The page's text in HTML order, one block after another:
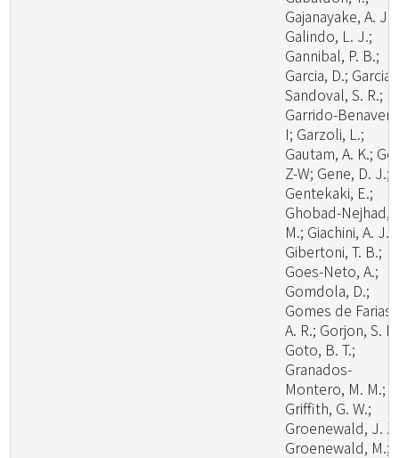
Gajanayake, A. J.;
Galindo, L. J.;
Gannibal, P. B.;
Garcia, D.; Garcia-
Sandoval, S. R.;
Garrido-
I; Garzoli, L.;
Gautam, A. K.; Ge,
Z-W; Gene, D. J.;
Gentekaki, E.;
Ghobad-Nejhad,
M.; Giachini, A. J.;
Gibertoni, T. B.;
Goes-Neto, A.;
Gomdola, D.;
Gomes de Farias,
A. R.; Gorjon, S.
Goto, B. T.;
Granados-
Montero, M. M.;
Griffith, G. W.;
Groenewald, J.
Groenewald, M.;